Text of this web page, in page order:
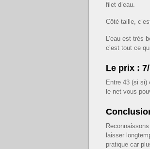
filet d’eau.
Côté taille,
L’eau est très
c’est tout ce
Le prix :
Entre 43 (si si)
le net vous
laisser
pratique car